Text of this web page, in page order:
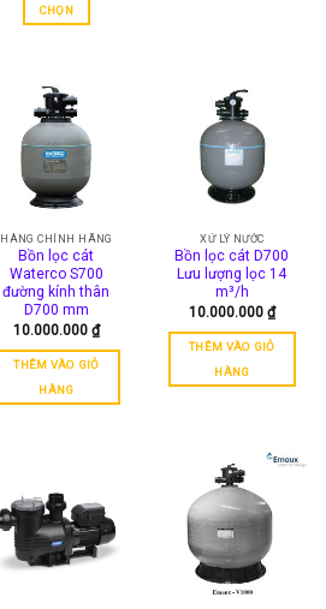
CHỌN
có
nhiều
biến
thể.
Các
chọn
có
thể
được
chọn
trên
sản
HÀNG CHÍNH HÃNG
Bồn lọc cát
Waterco S700
đường kính thân
D700 mm
10.000.000 ₫
THÊM VÀO GIỎ
HÀNG
XỬ LÝ NƯỚC
Bồn lọc cát D700
Lưu lượng lọc 14
m³/h
10.000.000 ₫
THÊM VÀO GIỎ
HÀNG